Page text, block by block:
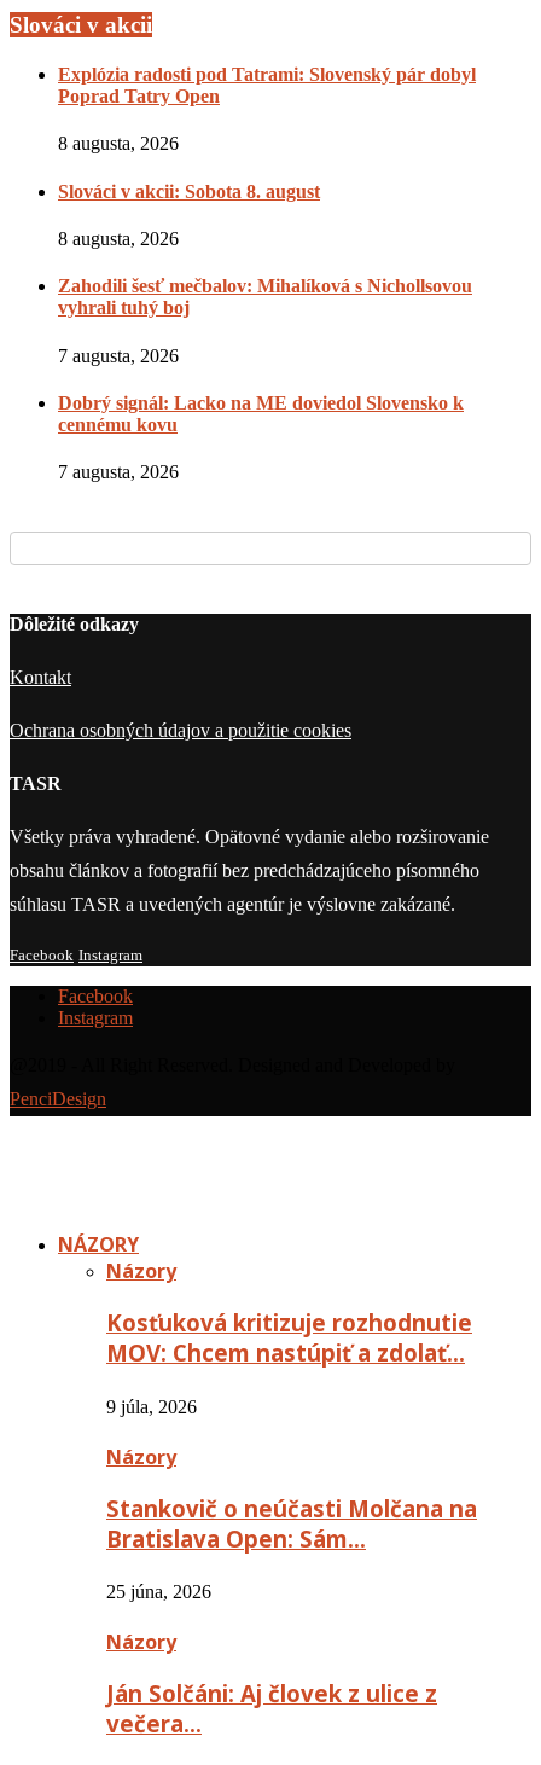
Slováci v akcii
Explózia radosti pod Tatrami: Slovenský pár dobyl
Poprad Tatry Open
8 augusta, 2026
Slováci v akcii: Sobota 8. august
8 augusta, 2026
Zahodili šesť mečbalov: Mihalíková s Nichollsovou
vyhrali tuhý boj
7 augusta, 2026
Dobrý signál: Lacko na ME doviedol Slovensko k
cennému kovu
7 augusta, 2026
Dôležité odkazy
Kontakt
Ochrana osobných údajov a použitie cookies
TASR
Všetky práva vyhradené. Opätovné vydanie alebo rozširovanie
obsahu článkov a fotografií bez predchádzajúceho písomného
súhlasu TASR a uvedených agentúr je výslovne zakázané.
Facebook Instagram
Facebook
Instagram
PenciDesign
NÁZORY
Názory
Kosťuková kritizuje rozhodnutie
MOV: Chcem nastúpiť a zdolať…
9 júla, 2026
Názory
Stankovič o neúčasti Molčana na
Bratislava Open: Sám…
25 júna, 2026
Názory
Ján Solčáni: Aj človek z ulice z
večera…